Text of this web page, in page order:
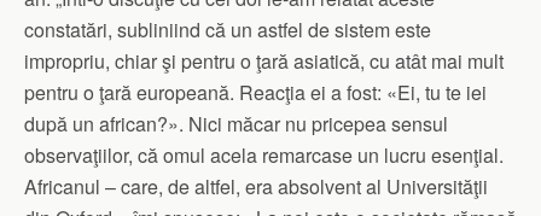
constatări, subliniind că un astfel de sistem este
impropriu, chiar şi pentru o ţară asiatică, cu atât mai mult
pentru o ţară europeană. Reacţia ei a fost: «Ei, tu te iei
după un african?». Nici măcar nu pricepea sensul
observaţiilor, că omul acela remarcase un lucru esenţial.
Africanul – care, de altfel, era absolvent al Universităţii